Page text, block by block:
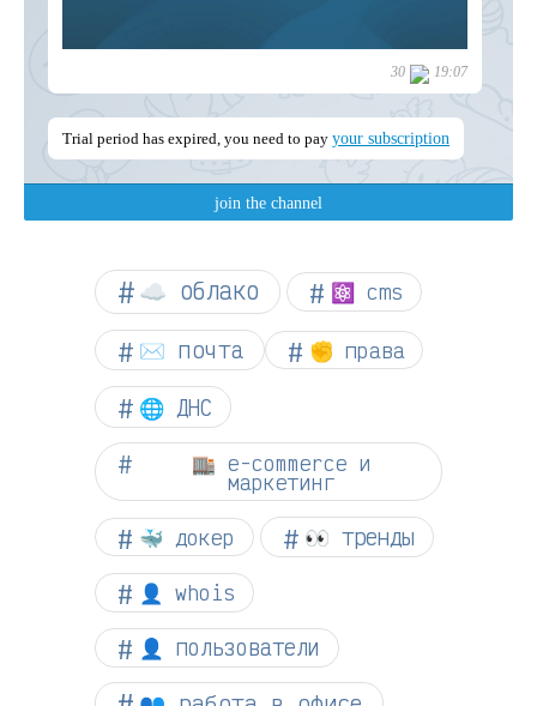
☁︎ облако ⚛ cms
✉️ почта ✊ права
🌐 ДНС
🏬 e-commerce и
маркетинг
🐳 докер 👀 тренды
👤 whois
👤 пользователи